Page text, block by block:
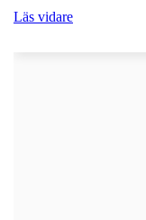
Läs vidare